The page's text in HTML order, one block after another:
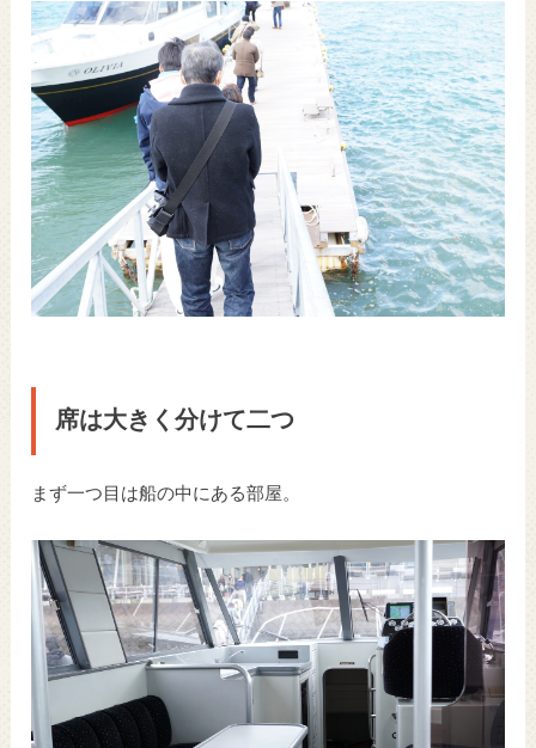
席は大きく分けて二つ
まず一つ目は船の中にある部屋。